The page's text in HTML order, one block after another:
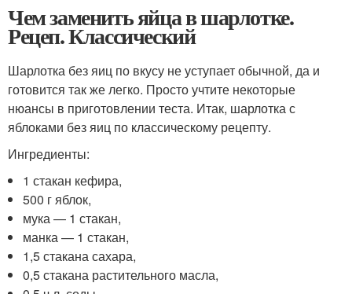
Чем заменить яйца в шарлотке.
Рецеп. Классический
Шарлотка без яиц по вкусу не уступает обычной, да и
готовится так же легко. Просто учтите некоторые
нюансы в приготовлении теста. Итак, шарлотка с
яблоками без яиц по классическому рецепту.
Ингредиенты:
1 стакан кефира,
500 г яблок,
мука — 1 стакан,
манка — 1 стакан,
1,5 стакана сахара,
0,5 стакана растительного масла,